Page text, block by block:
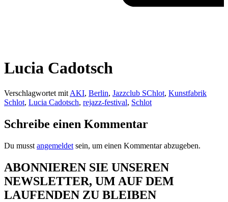
Lucia Cadotsch
Verschlagwortet mit AKI, Berlin, Jazzclub SChlot, Kunstfabrik
Schlot, Lucia Cadotsch, rejazz-festival, Schlot
Schreibe einen Kommentar
Du musst angemeldet sein, um einen Kommentar abzugeben.
ABONNIEREN SIE UNSEREN
NEWSLETTER, UM AUF DEM
LAUFENDEN ZU BLEIBEN